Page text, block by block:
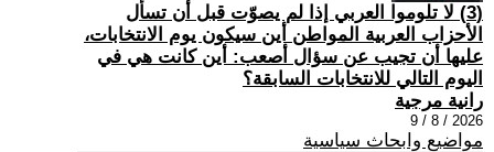
(3) لا تلوموا العربي إذا لم يصوّت قبل أن تسأل
الأحزاب العربية المواطن أين سيكون يوم الانتخابات،
عليها أن تجيب عن سؤال أصعب: أين كانت هي في
اليوم التالي للانتخابات السابقة؟
رانية مرجية
2026 / 8 / 9
مواضيع وابحاث سياسية